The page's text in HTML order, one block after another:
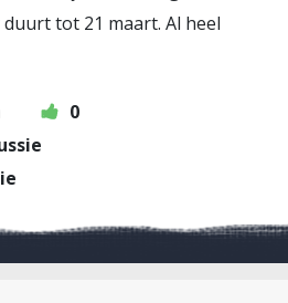
tot 21 maart. Al heel
0